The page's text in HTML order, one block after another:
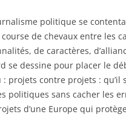
politique se
de chevaux entre les
de caractères,
se dessine pour placer le
projets contre projets : qu’il
politiques sans cacher les
d’une Europe qui protège